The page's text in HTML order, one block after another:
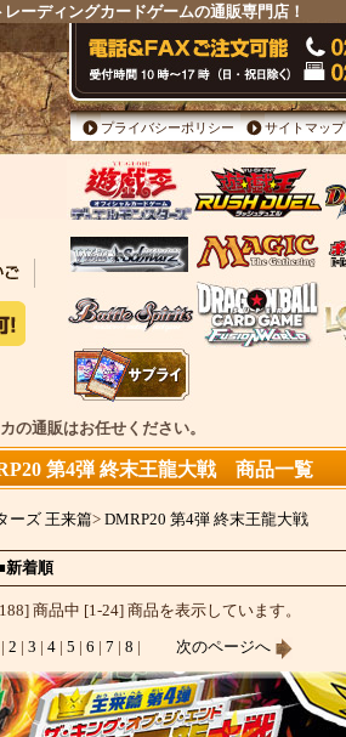
ーディングカードゲームの通販専門店！
プライバシーポリシー サイトマップ
の通販はお任せください。
第4弾 終末王龍大戦 商品一覧
ーズ 王来篇> DMRP20 第4弾 終末王龍大戦
新着順
商品中 [1-24] 商品を表示しています。
| 2 | 3 | 4 | 5 | 6 | 7 | 8 | 次のページへ